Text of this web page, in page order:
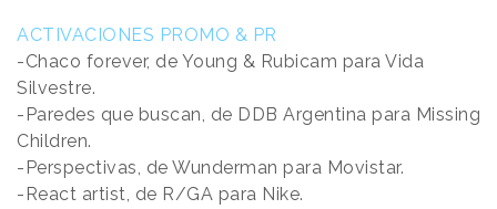
ACTIVACIONES PROMO & PR
-Chaco forever, de Young & Rubicam para Vida
Silvestre.
-Paredes que buscan, de DDB Argentina para Missing
Children.
-Perspectivas, de Wunderman para Movistar.
-React artist, de R/GA para Nike.